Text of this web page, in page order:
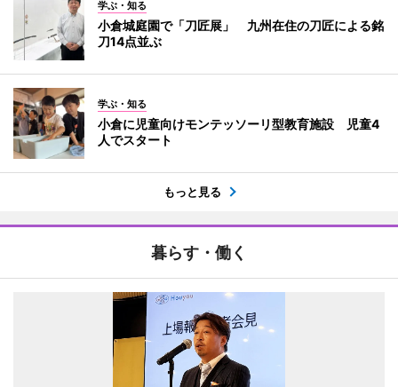
学ぶ・知る
小倉城庭園で「刀匠展」 九州在住の刀匠による銘
刀14点並ぶ
学ぶ・知る
小倉に児童向けモンテッソーリ型教育施設 児童4
人でスタート
もっと見る
暮らす・働く